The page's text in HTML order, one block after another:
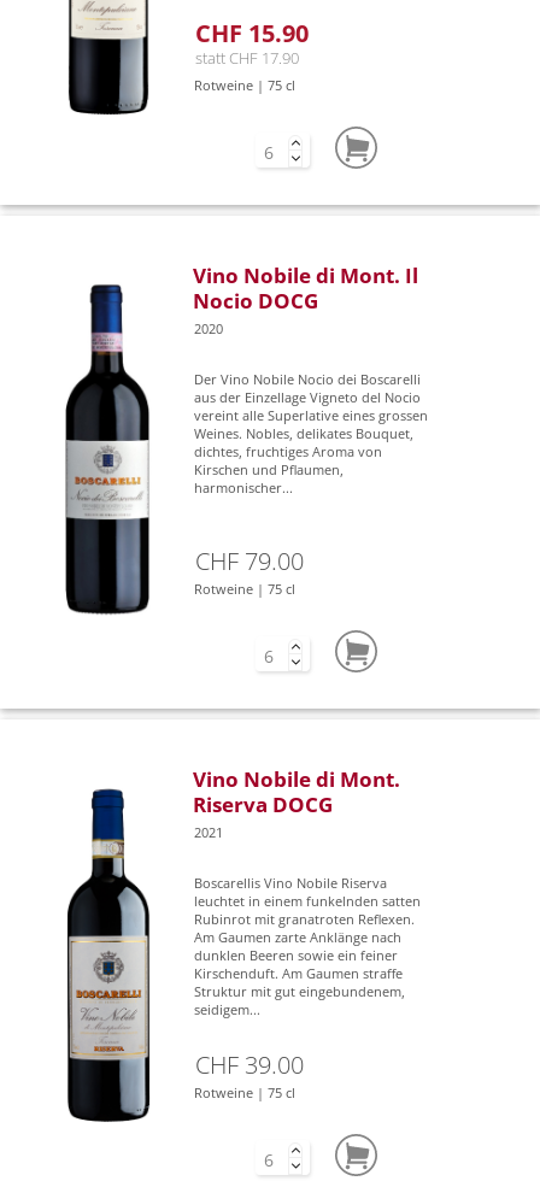
CHF 15.90
statt CHF 17.90
Rotweine | 75 cl
Vino Nobile di Mont. Il
Nocio DOCG
2020
Der Vino Nobile Nocio dei Boscarelli
aus der Einzellage Vigneto del Nocio
vereint alle Superlative eines grossen
Weines. Nobles, delikates Bouquet,
dichtes, fruchtiges Aroma von
Kirschen und Pflaumen,
harmonischer...
CHF 79.00
Rotweine | 75 cl
Vino Nobile di Mont.
Riserva DOCG
2021
Boscarellis Vino Nobile Riserva
leuchtet in einem funkelnden satten
Rubinrot mit granatroten Reflexen.
Am Gaumen zarte Anklänge nach
dunklen Beeren sowie ein feiner
Kirschenduft. Am Gaumen straffe
Struktur mit gut eingebundenem,
seidigem...
CHF 39.00
Rotweine | 75 cl